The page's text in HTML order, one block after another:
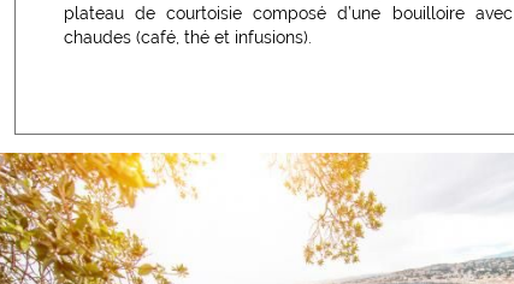
plateau de courtoisie composé d’une bouilloire
chaudes (café, thé et infusions).